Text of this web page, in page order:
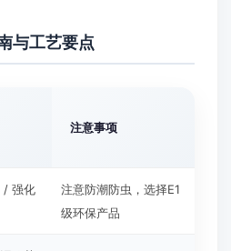
与工艺要点
注意事项
/ 强化
注意防潮防虫，选择E1
级环保产品